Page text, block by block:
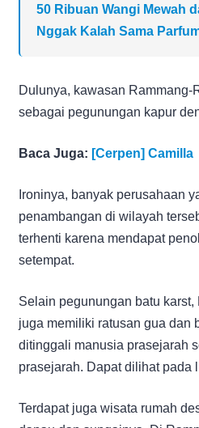
50 Ribuan Wangi Mewah
Nggak Kalah Sama
Dulunya, kawasan Rammang-
sebagai pegunungan kapur
Baca Juga: [Cerpen] Camilla
Ironinya, banyak perusahaan
penambangan di wilayah
terhenti karena mendapat
setempat.
Selain pegunungan batu karst,
juga memiliki ratusan gua dan
ditinggali manusia prasejarah
prasejarah. Dapat dilihat pada
Terdapat juga wisata rumah